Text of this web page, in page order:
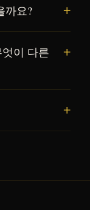
까요?
이 다른